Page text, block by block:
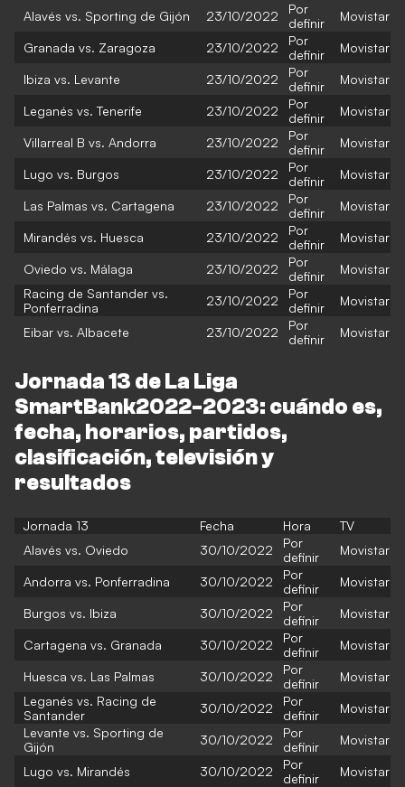
Alavés vs. Sporting de Gijón
23/10/2022
Por
definir
Movistar
Granada vs. Zaragoza 23/10/2022
Por
definir
Movistar
Ibiza vs. Levante 23/10/2022
Por
definir
Movistar
Leganés vs. Tenerife 23/10/2022
Por
definir
Movistar
Villarreal B vs. Andorra 23/10/2022
Por
definir
Movistar
Lugo vs. Burgos 23/10/2022
Por
definir
Movistar
Las Palmas vs. Cartagena 23/10/2022
Por
definir
Movistar
Mirandés vs. Huesca 23/10/2022
Por
definir
Movistar
Oviedo vs. Málaga 23/10/2022
Por
definir
Movistar
Racing de Santander vs.
Ponferradina
23/10/2022
Por
definir
Movistar
Eibar vs. Albacete 23/10/2022
Por
definir
Movistar
Jornada 13 de La Liga
SmartBank2022-2023: cuándo es,
fecha, horarios, partidos,
clasificación, televisión y
resultados
Jornada 13 Fecha Hora
TV
Alavés vs. Oviedo
30/10/2022
Por
definir
Movistar
Andorra vs. Ponferradina 30/10/2022
Por
definir
Movistar
Burgos vs. Ibiza 30/10/2022
Por
definir
Movistar
Cartagena vs. Granada 30/10/2022
Por
definir
Movistar
Huesca vs. Las Palmas 30/10/2022
Por
definir
Movistar
Leganés vs. Racing de
Santander
30/10/2022
Por
definir
Movistar
Levante vs. Sporting de
Gijón
30/10/2022
Por
definir
Movistar
Lugo vs. Mirandés 30/10/2022
Por
definir
Movistar